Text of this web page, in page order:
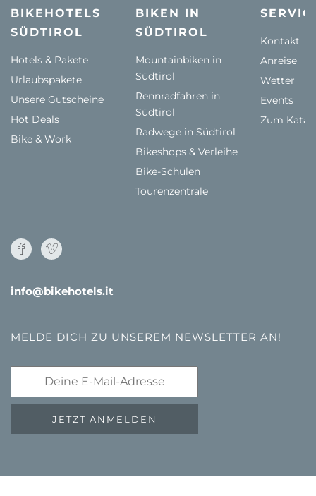
BIKEHOTELS
SÜDTIROL
Hotels & Pakete
Urlaubspakete
Unsere Gutscheine
Hot Deals
Bike & Work
BIKEN IN
SÜDTIROL
Mountainbiken in
Südtirol
Rennradfahren in
Südtirol
Radwege in Südtirol
Bikeshops & Verleihe
Bike-Schulen
Tourenzentrale
Kontakt
Anreise
Wetter
Events
Zum
info@bikehotels.it
MELDE DICH ZU UNSEREM NEWSLETTER AN!
JETZT ANMELDEN